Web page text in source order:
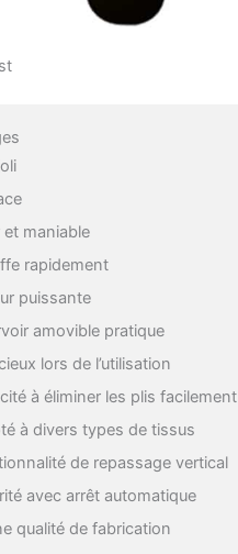
et maniable
rapidement
puissante
amovible pratique
lors de l’utilisation
à éliminer les plis facilement
à divers types de tissus
de repassage vertical
avec arrêt automatique
qualité de fabrication